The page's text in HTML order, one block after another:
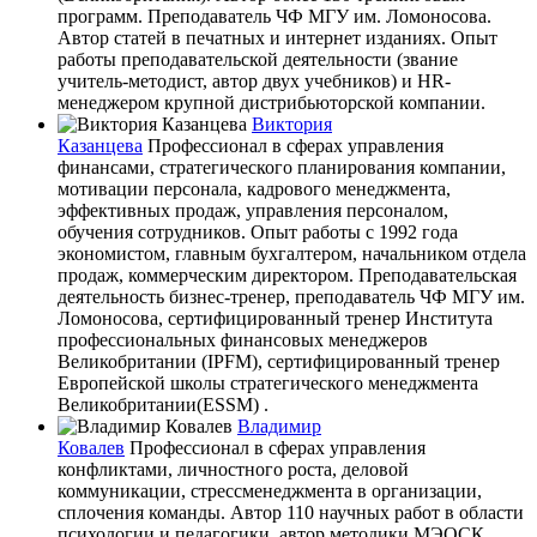
программ. Преподаватель ЧФ МГУ им. Ломоносова.
Автор статей в печатных и интернет изданиях. Опыт
работы преподавательской деятельности (звание
учитель-методист, автор двух учебников) и HR-
менеджером крупной дистрибьюторской компании.
Виктория
Казанцева Профессионал в сферах управления
финансами, стратегического планирования компании,
мотивации персонала, кадрового менеджмента,
эффективных продаж, управления персоналом,
обучения сотрудников. Опыт работы с 1992 года
экономистом, главным бухгалтером, начальником отдела
продаж, коммерческим директором. Преподавательская
деятельность бизнес-тренер, преподаватель ЧФ МГУ им.
Ломоносова, сертифицированный тренер Института
профессиональных финансовых менеджеров
Великобритании (IPFM), сертифицированный тренер
Европейской школы стратегического менеджмента
Великобритании(ESSM) .
Владимир
Ковалев Профессионал в сферах управления
конфликтами, личностного роста, деловой
коммуникации, стрессменеджмента в организации,
сплочения команды. Автор 110 научных работ в области